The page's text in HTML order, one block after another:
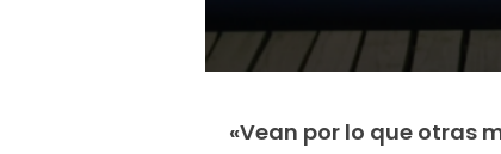
«Vean por lo que otras